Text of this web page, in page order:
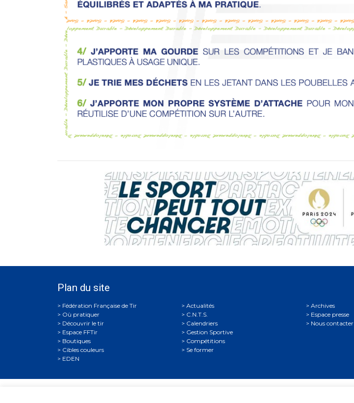
Plan du site
Où pratiquer
Découvrir le tir
Espace FFTir
Boutiques
Cibles couleurs
EDEN
Actualités
C.N.T.S.
Calendriers
Gestion Sportive
Compétitions
Se former
Archives
Espace presse
Nous contacter